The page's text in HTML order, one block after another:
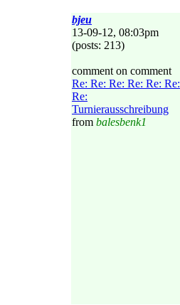
bjeu
13-09-12, 08:03pm
(posts: 213)
comment on comment
Re: Re: Re: Re: Re: Re:
Re:
Turnierausschreibung
from balesbenk1